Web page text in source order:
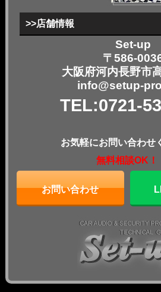
>>店舗情報
Set-up
〒586-
大阪府河内長野市
info@setup-
TEL:0721-
お気軽にお問い合わせ
無料相談OK！
お問い合わせ